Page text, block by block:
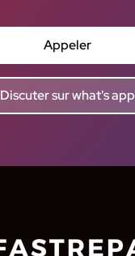
Appeler
Discuter sur what's app